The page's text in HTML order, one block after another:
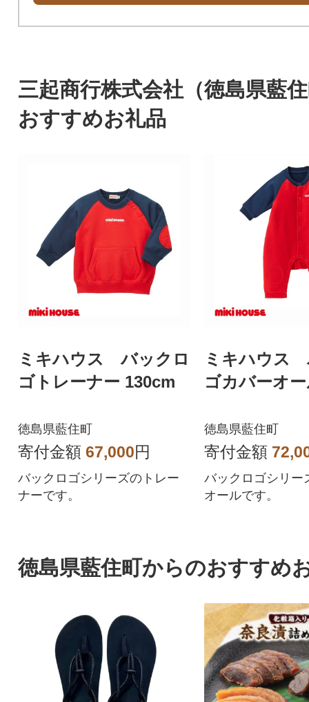
三起商行株式会社（徳島県藍
おすすめお礼品
ミキハウス バックロ
ゴトレーナー 130cm
徳島県藍住町
寄付金額 67,000円
バックロゴシリーズのトレー
ナーです。
ミキハウス
ゴカバーオ
徳島県藍住町
寄付金額
バックロゴシリー
オールです。
徳島県藍住町からのおすすめ